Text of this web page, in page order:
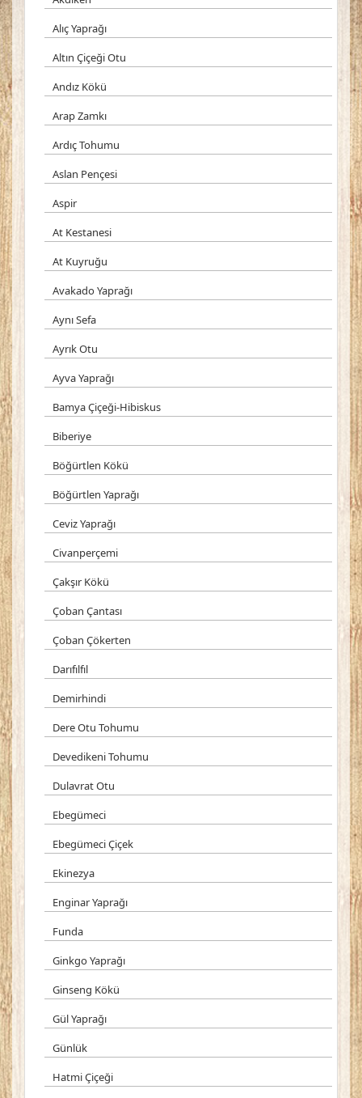
Alıç Yaprağı
Altın Çiçeği Otu
Andız Kökü
Arap Zamkı
Ardıç Tohumu
Aslan Pençesi
Aspir
At Kestanesi
At Kuyruğu
Avakado Yaprağı
Aynı Sefa
Ayrık Otu
Ayva Yaprağı
Bamya Çiçeği-Hibiskus
Biberiye
Böğürtlen Kökü
Böğürtlen Yaprağı
Ceviz Yaprağı
Civanperçemi
Çakşır Kökü
Çoban Çantası
Çoban Çökerten
Darıfılfıl
Demirhindi
Dere Otu Tohumu
Devedikeni Tohumu
Dulavrat Otu
Ebegümeci
Ebegümeci Çiçek
Ekinezya
Enginar Yaprağı
Funda
Ginkgo Yaprağı
Ginseng Kökü
Gül Yaprağı
Günlük
Hatmi Çiçeği